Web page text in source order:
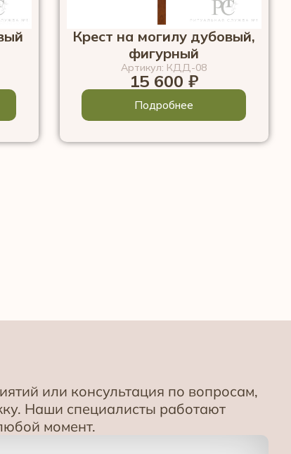
Крест на могилу дубовый,
фигурный
Артикул: КДД-08
15 600₽
Подробнее
или консультация по вопросам,
Наши специалисты работают
момент.